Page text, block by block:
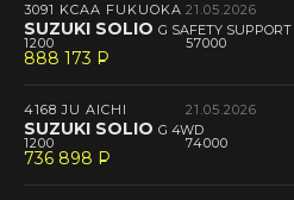
3091 KCAA FUKUOKA 21.05.2026
SUZUKI SOLIO G SAFETY
1200 57000
888 173 P
--
4168 JU AICHI 21.05.2026
SUZUKI SOLIO G 4WD
1200 74000
736 898 P
--